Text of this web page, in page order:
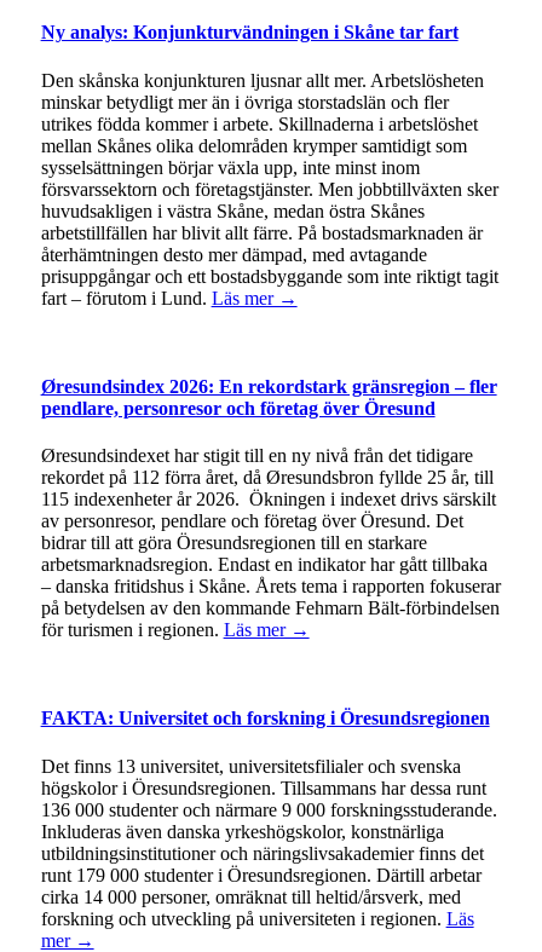
Ny analys: Konjunkturvändningen i Skåne tar fart
Den skånska konjunkturen ljusnar allt mer. Arbetslösheten
minskar betydligt mer än i övriga storstadslän och fler
utrikes födda kommer i arbete. Skillnaderna i arbetslöshet
mellan Skånes olika delområden krymper samtidigt som
sysselsättningen börjar växla upp, inte minst inom
försvarssektorn och företagstjänster. Men jobbtillväxten sker
huvudsakligen i västra Skåne, medan östra Skånes
arbetstillfällen har blivit allt färre. På bostadsmarknaden är
återhämtningen desto mer dämpad, med avtagande
prisuppgångar och ett bostadsbyggande som inte riktigt tagit
fart – förutom i Lund. Läs mer →
Øresundsindex 2026: En rekordstark gränsregion – fler
pendlare, personresor och företag över Öresund
Øresundsindexet har stigit till en ny nivå från det tidigare
rekordet på 112 förra året, då Øresundsbron fyllde 25 år, till
115 indexenheter år 2026. Ökningen i indexet drivs särskilt
av personresor, pendlare och företag över Öresund. Det
bidrar till att göra Öresundsregionen till en starkare
arbetsmarknadsregion. Endast en indikator har gått tillbaka
– danska fritidshus i Skåne. Årets tema i rapporten fokuserar
på betydelsen av den kommande Fehmarn Bält-förbindelsen
för turismen i regionen. Läs mer →
FAKTA: Universitet och forskning i Öresundsregionen
Det finns 13 universitet, universitetsfilialer och svenska
högskolor i Öresundsregionen. Tillsammans har dessa runt
136 000 studenter och närmare 9 000 forskningsstuderande.
Inkluderas även danska yrkeshögskolor, konstnärliga
utbildningsinstitutioner och näringslivsakademier finns det
runt 179 000 studenter i Öresundsregionen. Därtill arbetar
cirka 14 000 personer, omräknat till heltid/årsverk, med
forskning och utveckling på universiteten i regionen. Läs
mer →